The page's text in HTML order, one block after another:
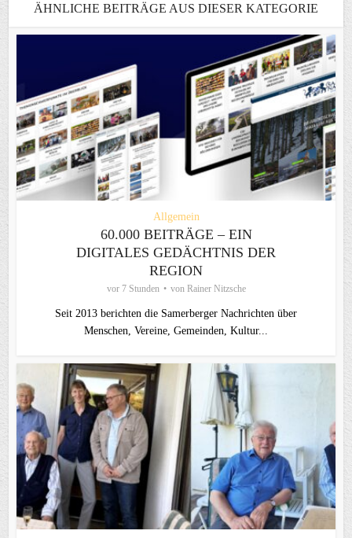
ÄHNLICHE BEITRÄGE AUS DIESER KATEGORIE
Allgemein
60.000 BEITRÄGE – EIN
DIGITALES GEDÄCHTNIS DER
REGION
vor 7 Stunden von Rainer Nitzsche
Seit 2013 berichten die Samerberger Nachrichten über
Menschen, Vereine, Gemeinden, Kultur...